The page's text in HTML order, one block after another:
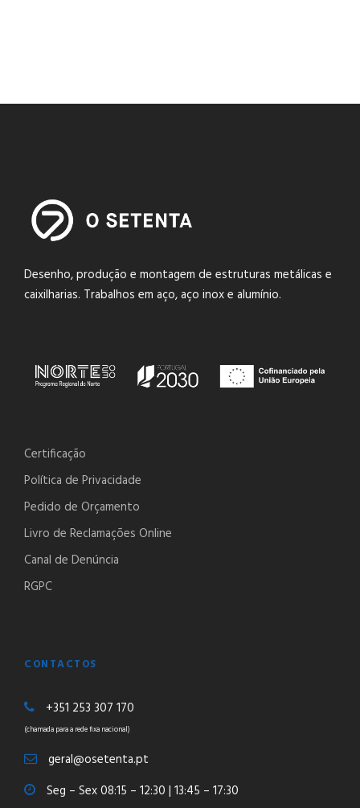
Desenho, produção e montagem de estruturas metálicas e
caixilharias. Trabalhos em aço, aço inox e alumínio.
Certificação
Política de Privacidade
Pedido de Orçamento
Livro de Reclamações Online
Canal de Denúncia
RGPC
CONTACTOS
+351 253 307 170
(chamada para a rede fixa nacional)
geral@osetenta.pt
Seg – Sex 08:15 – 12:30 | 13:45 – 17:30